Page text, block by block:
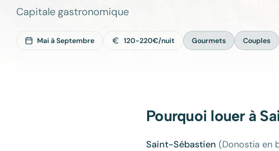
Capitale gastronomique
Mai à Septembre 120-220€/nuit Gourmets Couples
Pourquoi louer à
Saint-Sébastien (Donostia en